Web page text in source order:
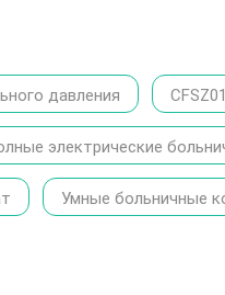
давления
электрические
Умные больничные